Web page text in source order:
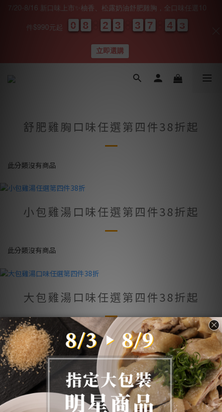
舒肥雞胸口味任選第四件38折起
此分類沒有商品
小包雞湯口味任選第四件38折起
此分類沒有商品
大包雞湯口味任選第四件38折起
此分類沒有商品
關於我們
7/20-8/16 新口味上市✨柚香、松露奶油舒肥雞胸，全口味任選10
件$990元起 0
0
0
0 8
8
8
8 2
2
2
2 3
3
3
3 3
3
3
3 7
7
7
7 4
4
4
4 0
0
2
2
2
2
立即選購